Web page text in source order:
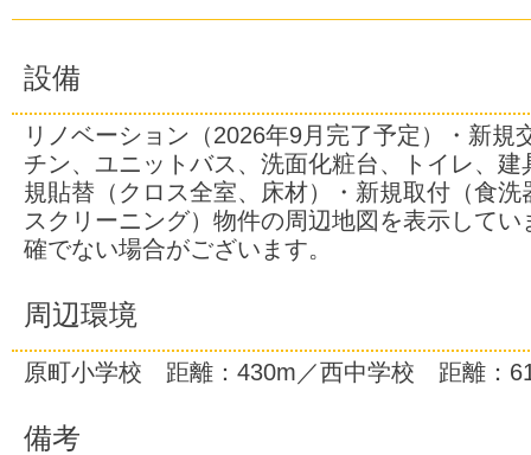
設備
リノベーション（2026年9月完了予定）・新規
チン、ユニットバス、洗面化粧台、トイレ、
規貼替（クロス全室、床材）・新規取付（食
スクリーニング）物件の周辺地図を表示して
確でない場合がございます。
周辺環境
原町小学校 距離：430m／西中学校 距離：
備考